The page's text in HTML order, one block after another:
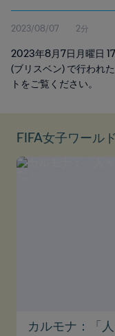
ドカップ オ
ーランド | ハ
2023/08/07 2分
2023年8月7日月曜日
(ブリスベン) で行われ
トをご覧ください。
FIFA女子ワール
ス
カルモナ：「